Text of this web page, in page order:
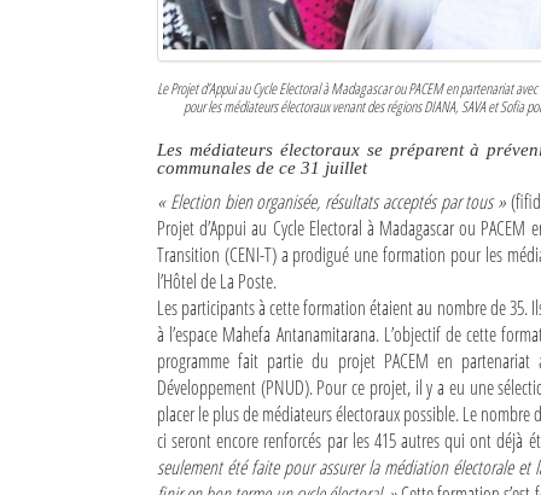
Le Nord de Madagascar
L'actualité du tourisme
Le Projet d’Appui au Cycle Electoral à Madagascar ou PACEM en partenariat
pour les médiateurs électoraux venant des régions DIANA, SAVA et Sofia
Les médiateurs électoraux se préparent à
communales de ce 31 juillet
« Election bien organisée, résultats acceptés par tous »
Projet d’Appui au Cycle Electoral à Madagascar ou
Transition (CENI-T) a prodigué une formation pour les
l’Hôtel de La Poste.
Les participants à cette formation étaient au nombre de 35.
à l’espace Mahefa Antanamitarana. L’objectif de cette
programme fait partie du projet PACEM en
Développement (PNUD). Pour ce projet, il y a eu une
placer le plus de médiateurs électoraux possible. Le nombre
ci seront encore renforcés par les 415 autres qui ont déjà
seulement été faite pour assurer la médiation électorale